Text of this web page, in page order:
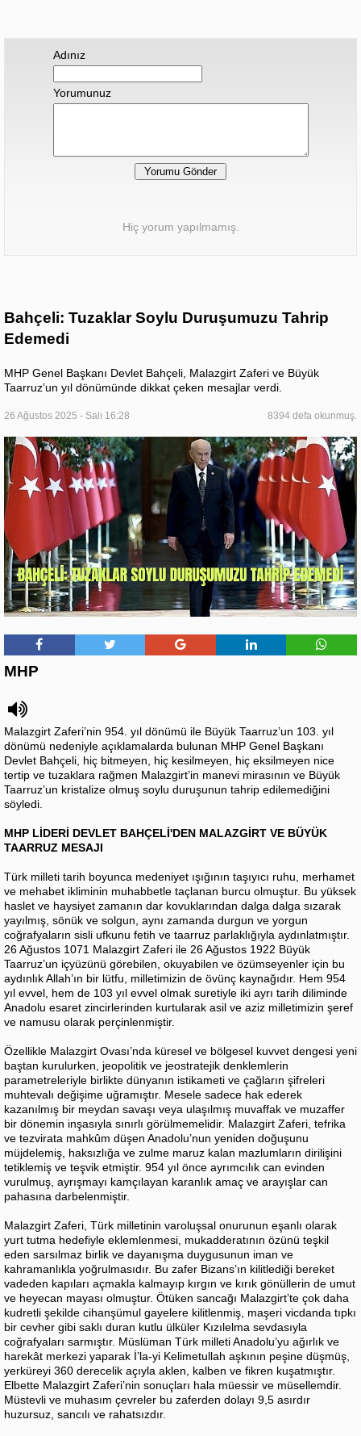
Adınız
Yorumunuz
Hiç yorum yapılmamış.
Bahçeli: Tuzaklar Soylu Duruşumuzu Tahrip
Edemedi
MHP Genel Başkanı Devlet Bahçeli, Malazgirt Zaferi ve Büyük
Taarruz’un yıl dönümünde dikkat çeken mesajlar verdi.
26 Ağustos 2025 - Salı 16:28 8394 defa okunmuş.
MHP
Malazgirt Zaferi’nin 954. yıl dönümü ile Büyük Taarruz’un 103. yıl
dönümü nedeniyle açıklamalarda bulunan MHP Genel Başkanı
Devlet Bahçeli, hiç bitmeyen, hiç kesilmeyen, hiç eksilmeyen nice
tertip ve tuzaklara rağmen Malazgirt’in manevi mirasının ve Büyük
Taarruz’un kristalize olmuş soylu duruşunun tahrip edilemediğini
söyledi.
MHP LİDERİ DEVLET BAHÇELİ'DEN MALAZGİRT VE BÜYÜK
TAARRUZ MESAJI
Türk milleti tarih boyunca medeniyet ışığının taşıyıcı ruhu, merhamet
ve mehabet ikliminin muhabbetle taçlanan burcu olmuştur. Bu yüksek
haslet ve haysiyet zamanın dar kovuklarından dalga dalga sızarak
yayılmış, sönük ve solgun, aynı zamanda durgun ve yorgun
coğrafyaların sisli ufkunu fetih ve taarruz parlaklığıyla aydınlatmıştır.
26 Ağustos 1071 Malazgirt Zaferi ile 26 Ağustos 1922 Büyük
Taarruz’un içyüzünü görebilen, okuyabilen ve özümseyenler için bu
aydınlık Allah’ın bir lütfu, milletimizin de övünç kaynağıdır. Hem 954
yıl evvel, hem de 103 yıl evvel olmak suretiyle iki ayrı tarih diliminde
Anadolu esaret zincirlerinden kurtularak asil ve aziz milletimizin şeref
ve namusu olarak perçinlenmiştir.
Özellikle Malazgirt Ovası’nda küresel ve bölgesel kuvvet dengesi yeni
baştan kurulurken, jeopolitik ve jeostratejik denklemlerin
parametreleriyle birlikte dünyanın istikameti ve çağların şifreleri
muhtevalı değişime uğramıştır. Mesele sadece hak ederek
kazanılmış bir meydan savaşı veya ulaşılmış muvaffak ve muzaffer
bir dönemin inşasıyla sınırlı görülmemelidir. Malazgirt Zaferi, tefrika
ve tezvirata mahkûm düşen Anadolu’nun yeniden doğuşunu
müjdelemiş, haksızlığa ve zulme maruz kalan mazlumların dirilişini
tetiklemiş ve teşvik etmiştir. 954 yıl önce ayrımcılık can evinden
vurulmuş, ayrışmayı kamçılayan karanlık amaç ve arayışlar can
pahasına darbelenmiştir.
Malazgirt Zaferi, Türk milletinin varoluşsal onurunun eşanlı olarak
yurt tutma hedefiyle eklemlenmesi, mukadderatının özünü teşkil
eden sarsılmaz birlik ve dayanışma duygusunun iman ve
kahramanlıkla yoğrulmasıdır. Bu zafer Bizans’ın kilitlediği bereket
vadeden kapıları açmakla kalmayıp kırgın ve kırık gönüllerin de umut
ve heyecan mayası olmuştur. Ötüken sancağı Malazgirt’te çok daha
kudretli şekilde cihanşümul gayelere kilitlenmiş, maşeri vicdanda tıpkı
bir cevher gibi saklı duran kutlu ülküler Kızılelma sevdasıyla
coğrafyaları sarmıştır. Müslüman Türk milleti Anadolu’yu ağırlık ve
harekât merkezi yaparak İ’la-yi Kelimetullah aşkının peşine düşmüş,
yerküreyi 360 derecelik açıyla aklen, kalben ve fikren kuşatmıştır.
Elbette Malazgirt Zaferi’nin sonuçları hala müessir ve müsellemdir.
Müstevli ve muhasım çevreler bu zaferden dolayı 9,5 asırdır
huzursuz, sancılı ve rahatsızdır.